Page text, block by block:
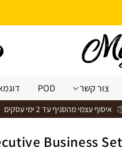
צור קשר POD
איסוף עצמי מהסניף עד 2 ימי עסקים